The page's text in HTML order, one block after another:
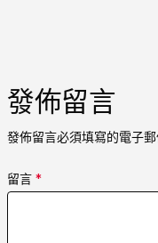
發佈留言
發佈留言必須填寫的電子
留言 *